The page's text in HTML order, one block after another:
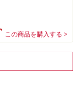
この商品を購入する >